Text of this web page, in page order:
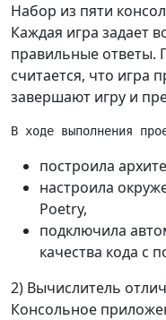
Набор из пяти
Каждая игра задает
правильные ответы.
считается, что игра
завершают игру и
построила
настроила
Poetry,
подключила
качества кода с
2) Вычислитель
Консольное